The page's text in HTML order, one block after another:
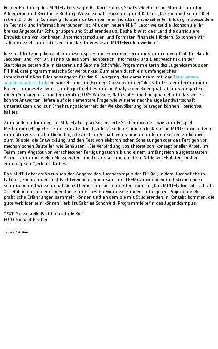
Bei der Eröffnung des MINT-Labors sagte Dr. Dorit Stenke, Staatssekretärin im Ministerium für
Allgemeine und Berufliche Bildung, Wissenschaft, Forschung und Kultur: „Die Fachhochschule Kiel
ist ein Ort, der in Schleswig-Holstein untrennbar und sichtbar mit exzellenter Bildung insbesondere
in Technik und Informatik verbunden ist. Mit dem neuen MINT-Labor weitet die Hochschule ihr
breites Angebot für Schulgruppen und Studierende aus. Deshalb wird das Land die curriculare
Entwicklung von konkreten Unterrichtsmodulen und Formaten finanziell fördern. So können wir
Talente gezielt unterstützen und das Interesse an MINT-Berufen wecken.“
Idee und Nutzungskonzept für diesen Spiel- und Experimentierraum stammen von Prof. Dr. Harald
Jacobsen und Prof. Dr. Hanno Kallies vom Fachbereich Informatik und Elektrotechnik. In der
Startphase setzen die Initiatoren und Sabrina Schönfeld, Programmleiterin des Jugendcampus der
FH Kiel, drei programmatische Schwerpunkte: Zum einen durch ein umfangreiches
interdisziplinäres Bildungsangebot für den 9. Jahrgang, das gemeinsam mit der Toni-Jensen-
Gemeinschaftsschule entwickelt und im „Grünen Klassenzimmer“ der Schule – dem Lernraum im
Freien – umgesetzt wird. „Im Projekt geht es um die Analyse der Bodenqualität im Schulgarten,
indem Sensoren u. a. die Temperatur, CO2-, Wasser-, Nährstoff- und Phosphatgehalt erfassen. Es
könnte Antworten liefern auf die elementare Frage, wie wir eine nachhaltige Landwirtschaft
unterstützen und zur Ernährungssicherheit der Weltbevölkerung beitragen können“, berichtet
Kallies.
Zum anderen kommen im MINT-Labor praxisorientierte Studienmodule – wie zum Beispiel
Mechatronik-Projekte – zum Einsatz. Nicht zuletzt sollen Studierende das neue MINT-Labor nutzen,
um naturwissenschaftliche Projekte auch außerhalb von Studienmodulen umsetzen zu können,
zum Beispiel die Entwicklung und den Test von elektronischen Schaltungen oder das Fertigen von
mechanischen Bauteilen wie Gehäusen. „Die Verbindung von theoretisch-konzeptioneller Arbeit im
Team, dem Angebot von verschiedener Fertigungstechnik und einem umfangreich ausgestatteten
Arbeitsraum mit vielen Messgeräten und Lötaustattung dürfte in Schleswig-Holstein bisher
einmalig sein“, erklärt Kallies.
Das MINT-Labor ergänzt auch das Angebot des Jugendcampus der FH Kiel, in dem Jugendliche in
Laboren, Fachräumen und Fachbereichen gemeinsam mit FH-Mitarbeitenden und Studierenden
schulische und wissenschaftliche Themen für sich entdecken können. „Das MINT-Labor soll sich als
Ort etablieren, an dem Jugendliche unter besten Voraussetzungen mit eigenen Projekten viele
praktische Erfahrungen sammeln können und an dem sie mit Studierenden in Kontakt kommen, die
gute Vorbilder sein können“, erklärt Sabrina Schönfeld, Programmleiterin des Jugendcampus.
TEXT Pressestelle Fachhochschule Kiel
FOTO Michael Fischer
neuste Beiträge